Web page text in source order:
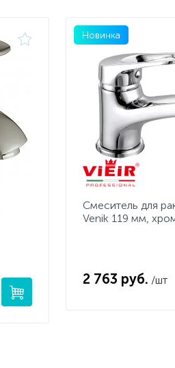
Новинка
Cмеситель для
Venik 119 мм,
2 763 руб. /шт